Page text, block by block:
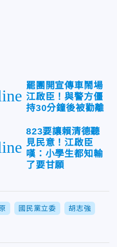
罷團開宣傳車鬧場
江啟臣！與警方僵
持30分鐘後被勸離
823要讓賴清德聽
見民意！江啟臣
嘆：小學生都知輸
了要甘願
國民黨立委 胡志強